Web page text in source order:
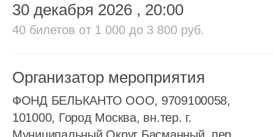
30 декабря 2026 , 20:00
40 билетов от 1 000 до 3 800 руб.
Организатор мероприятия
ФОНД БЕЛЬКАНТО ООО, 9709100058,
101000, Город Москва, вн.тер. г.